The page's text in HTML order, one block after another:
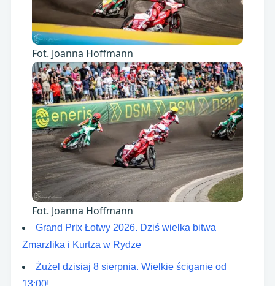
Fot. Joanna Hoffmann
Fot. Joanna Hoffmann
Grand Prix Łotwy 2026. Dziś wielka bitwa
Zmarzlika i Kurtza w Rydze
Żużel dzisiaj 8 sierpnia. Wielkie ściganie od